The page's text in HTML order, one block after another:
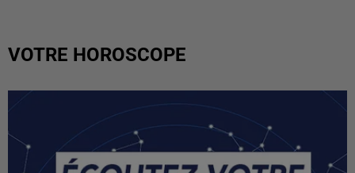
VOTRE HOROSCOPE